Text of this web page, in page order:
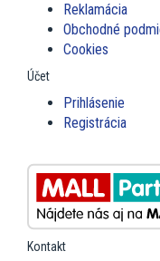
Reklamácia
Obchodné
Cookies
Účet
Prihlásenie
Registrácia
Kontakt